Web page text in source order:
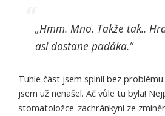
„Hmm. Mno. Takže tak..
asi dostane padáka.“
Tuhle část jsem splnil bez
jsem už nenašel. Ač vůle tu byla!
stomatoložce-zachránkyni ze